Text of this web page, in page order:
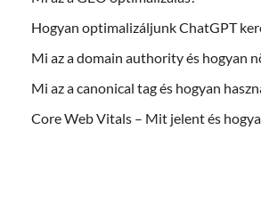
Hogyan optimalizáljunk ChatGPT
Mi az a domain authority és hogyan
Mi az a canonical tag és hogyan
Core Web Vitals – Mit jelent és